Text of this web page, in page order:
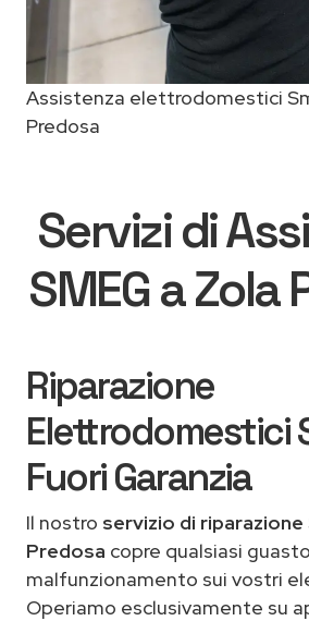
Assistenza elettrodomestici
Predosa
Servizi di
SMEG a Zola
Riparazione
Elettrodomestici
Fuori Garanzia
Il nostro servizio di riparazione
Predosa copre qualsiasi
malfunzionamento sui vostri
Operiamo esclusivamente su